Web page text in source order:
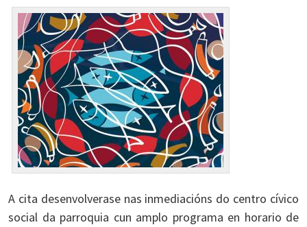
A cita desenvolverase nas inmediacións do centro cívico
social da parroquia cun amplo programa en horario de